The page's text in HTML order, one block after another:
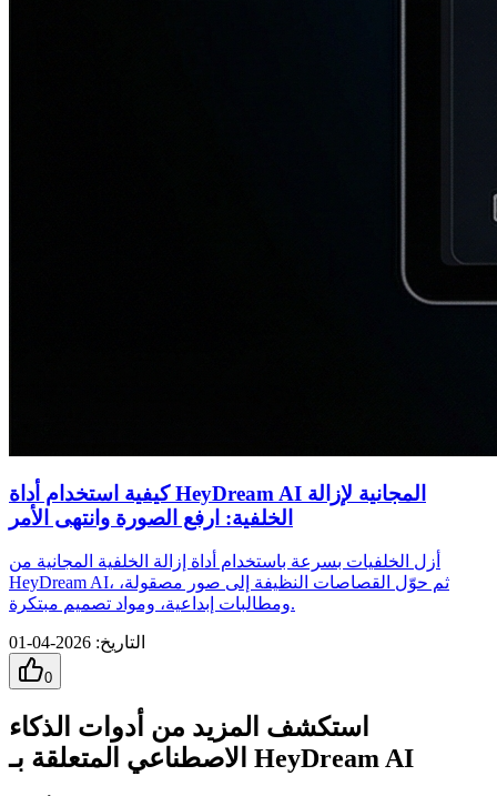
كيفية استخدام أداة HeyDream AI المجانية لإزالة
الخلفية: ارفع الصورة وانتهى الأمر
أزل الخلفيات بسرعة باستخدام أداة إزالة الخلفية المجانية من
HeyDream AI، ثم حوّل القصاصات النظيفة إلى صور مصقولة،
ومطالبات إبداعية، ومواد تصميم مبتكرة.
التاريخ:
2026-04-01
0
استكشف المزيد من أدوات الذكاء
الاصطناعي المتعلقة بـ HeyDream AI